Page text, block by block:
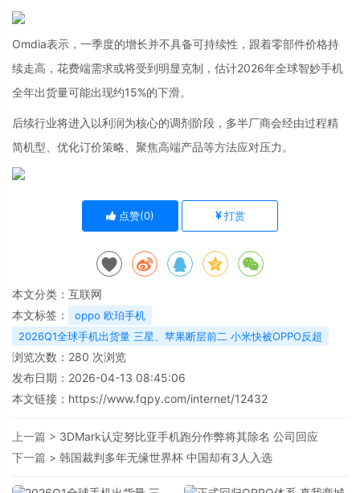
Omdia表示，一季度的增长并不具备可持续性，跟着零部件价格持
续走高，花费端需求或将受到明显克制，估计2026年全球智妙手机
全年出货量可能出现约15%的下滑。
后续行业将进入以利润为核心的调剂阶段，多半厂商会经由过程精
简机型、优化订价策略、聚焦高端产品等方法应对压力。
点赞(0) 打赏
本文分类： 互联网
本文标签：
oppo 欧珀手机
2026Q1全球手机出货量 三星、苹果断层前二 小米快被OPPO反超
浏览次数： 280 次浏览
发布日期：2026-04-13 08:45:06
本文链接： https://www.fqpy.com/internet/12432
上一篇 > 3DMark认定努比亚手机跑分作弊将其除名 公司回应
下一篇 > 韩国裁判多年无缘世界杯 中国却有3人入选